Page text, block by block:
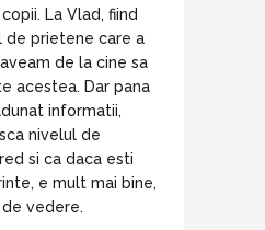
La Vlad, fiind
de prietene care a
de la cine sa
acestea. Dar pana
informatii,
nivelul de
si ca daca esti
e mult mai bine,
vedere.